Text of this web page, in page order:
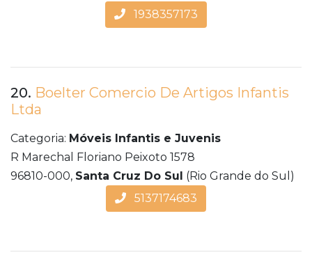
1938357173
20. Boelter Comercio De Artigos Infantis
Ltda
Categoria: Móveis Infantis e Juvenis
R Marechal Floriano Peixoto 1578
96810-000, Santa Cruz Do Sul (Rio Grande do Sul)
5137174683